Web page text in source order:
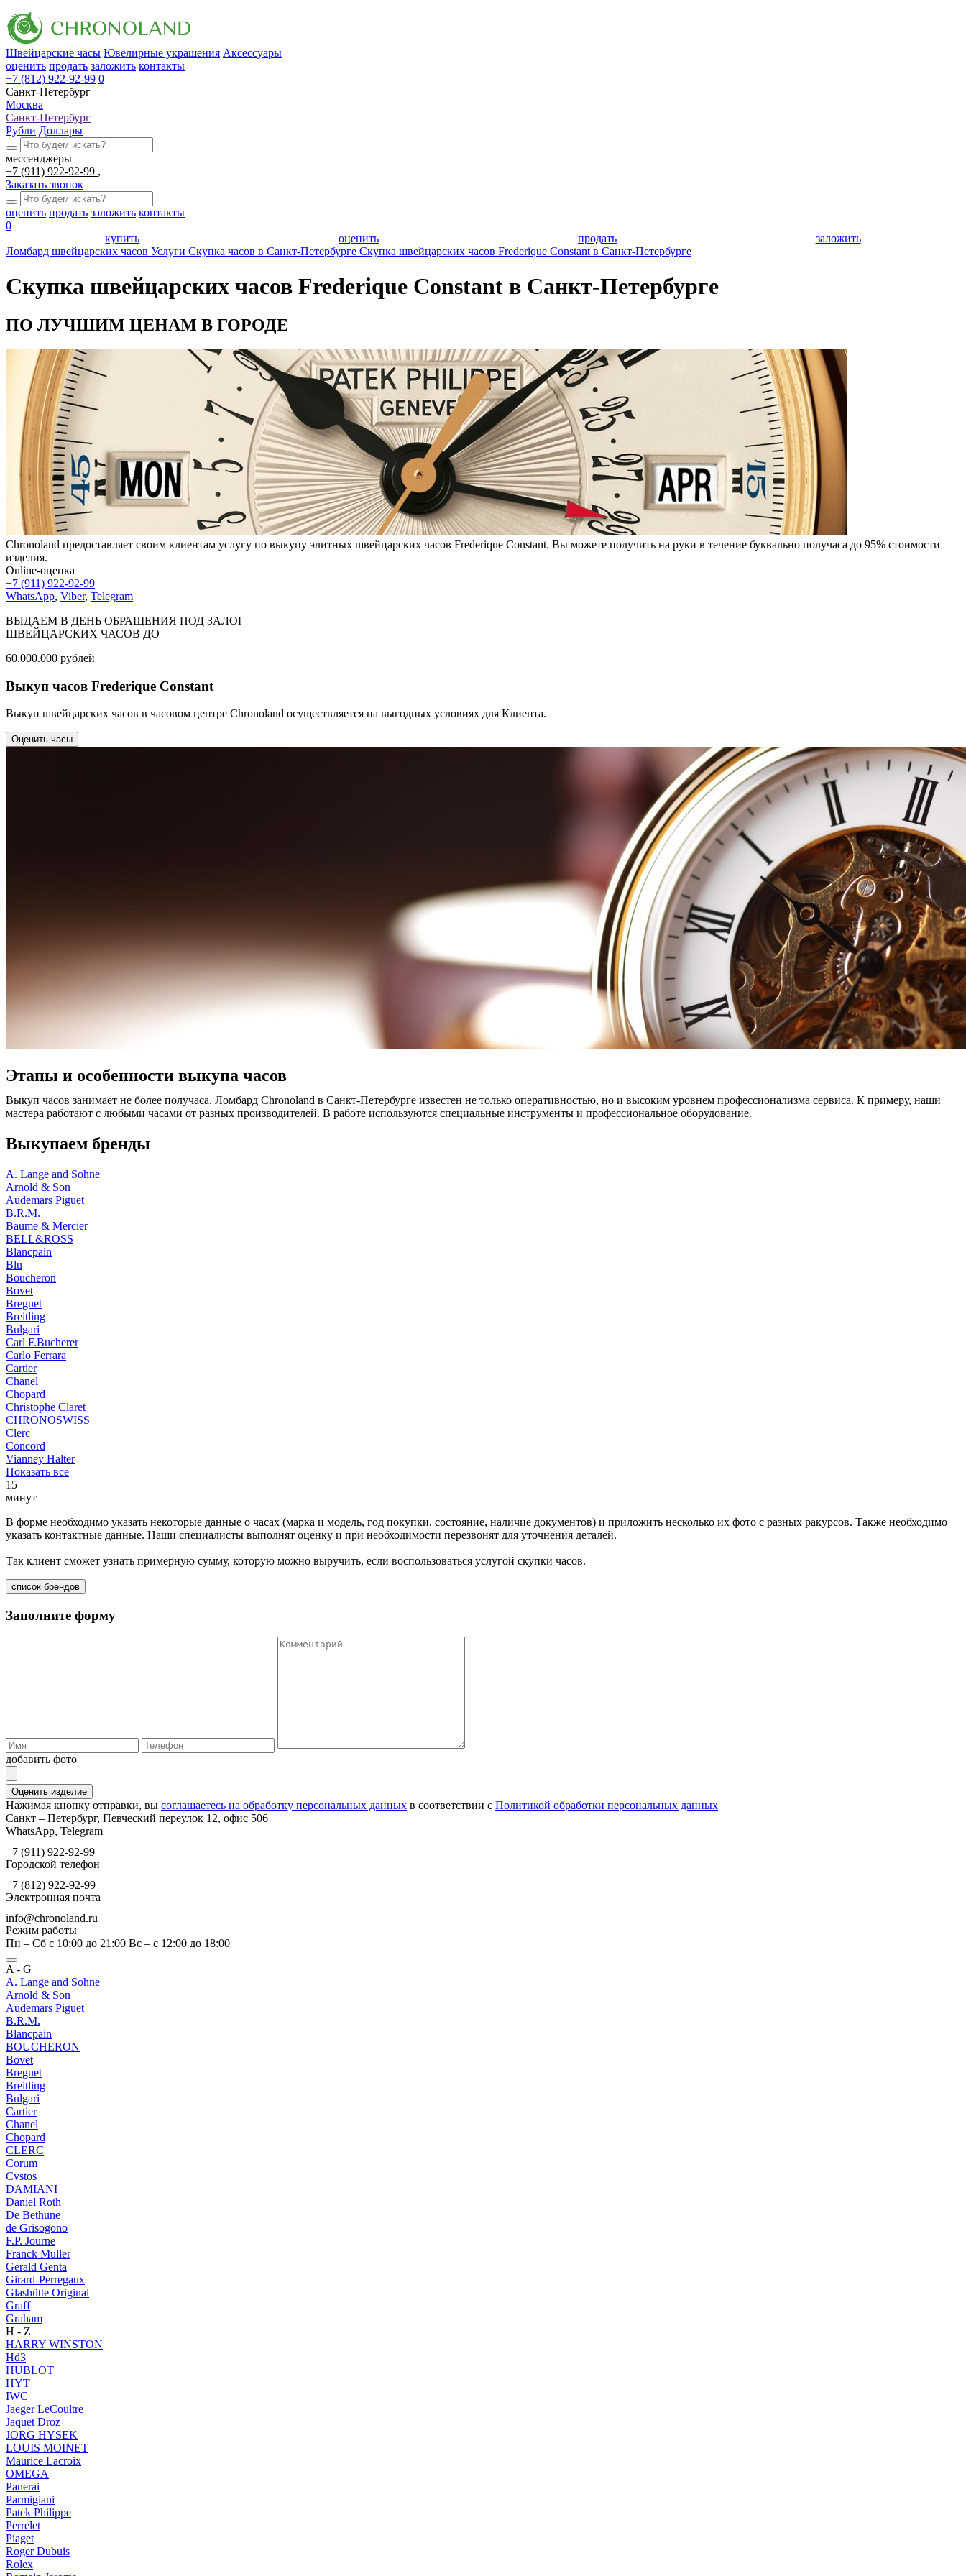
Швейцарские часы Ювелирные украшения Аксессуары
оценить продать заложить контакты
+7 (812) 922-92-99 0
Санкт-Петербург
Москва
Санкт-Петербург
Рубли Доллары
мессенджеры
+7 (911) 922-92-99
Заказать звонок
оценить продать заложить контакты
0
купить
оценить продать
заложить
Ломбард швейцарских часов Услуги Скупка часов в Санкт-Петербурге Скупка швейцарских часов Frederique Constant в Санкт-Петербурге
Скупка швейцарских часов Frederique Constant в Санкт-Петербурге
ПО ЛУЧШИМ ЦЕНАМ В ГОРОДЕ
Chronoland предоставляет своим клиентам услугу по выкупу элитных швейцарских часов Frederique Constant. Вы можете получить на руки в течение буквально получаса до 95% стоимости
изделия.
Online-оценка
+7 (911) 922-92-99
WhatsApp, Viber, Telegram
ВЫДАЕМ В ДЕНЬ ОБРАЩЕНИЯ ПОД ЗАЛОГ
ШВЕЙЦАРСКИХ ЧАСОВ ДО
60.000.000 рублей
Выкуп часов Frederique Constant
Выкуп швейцарских часов в часовом центре Chronoland осуществляется на выгодных условиях для Клиента.
Оценить часы
Этапы и особенности выкупа часов
Выкуп часов занимает не более получаса. Ломбард Chronoland в Санкт-Петербурге известен не только оперативностью, но и высоким уровнем профессионализма сервиса. К примеру, наши
мастера работают с любыми часами от разных производителей. В работе используются специальные инструменты и профессиональное оборудование.
Выкупаем бренды
A. Lange and Sohne
Arnold & Son
Audemars Piguet
B.R.M.
Baume & Mercier
BELL&ROSS
Blancpain
Blu
Boucheron
Bovet
Breguet
Breitling
Bulgari
Carl F.Bucherer
Carlo Ferrara
Cartier
Chanel
Chopard
Christophe Claret
CHRONOSWISS
Clerc
Concord
Vianney Halter
Показать все
15
минут
В форме необходимо указать некоторые данные о часах (марка и модель, год покупки, состояние, наличие документов) и приложить несколько их фото с разных ракурсов. Также необходимо
указать контактные данные. Наши специалисты выполнят оценку и при необходимости перезвонят для уточнения деталей.
Так клиент сможет узнать примерную сумму, которую можно выручить, если воспользоваться услугой скупки часов.
список брендов
Заполните форму
добавить фото
Оценить изделие
Нажимая кнопку отправки, вы соглашаетесь на обработку персональных данных в соответствии с Политикой обработки персональных данных
Санкт – Петербург, Певческий переулок 12, офис 506
WhatsApp, Telegram
+7 (911) 922-92-99
Городской телефон
+7 (812) 922-92-99
Электронная почта
info@chronoland.ru
Режим работы
Пн – Сб с 10:00 до 21:00 Вс – c 12:00 до 18:00
A - G
A. Lange and Sohne
Arnold & Son
Audemars Piguet
B.R.M.
Blancpain
BOUCHERON
Bovet
Breguet
Breitling
Bulgari
Cartier
Chanel
Chopard
CLERC
Corum
Cvstos
DAMIANI
Daniel Roth
De Bethune
de Grisogono
F.P. Journe
Franck Muller
Gerald Genta
Girard-Perregaux
Glashütte Original
Graff
Graham
H - Z
HARRY WINSTON
Hd3
HUBLOT
HYT
IWC
Jaeger LeCoultre
Jaquet Droz
JORG HYSEK
LOUIS MOINET
Maurice Lacroix
OMEGA
Panerai
Parmigiani
Patek Philippe
Perrelet
Piaget
Roger Dubuis
Rolex